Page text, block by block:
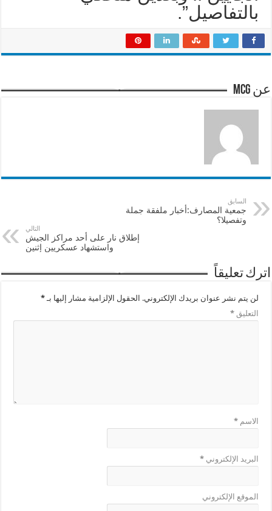
بالتفاصيل”.
عن mcg
السابق
جمعية المصارف:أخبار ملفقة جملة
وتفصيلا؟
التالي
إطلاق نار على أحد مراكز الجيش
واستشهاد عسكريين إثنين
اترك تعليقاً
لن يتم نشر عنوان بريدك الإلكتروني. الحقول الإلزامية مشار إليها بـ*
التعليق*
الاسم*
البريد الإلكتروني*
الموقع الإلكتروني